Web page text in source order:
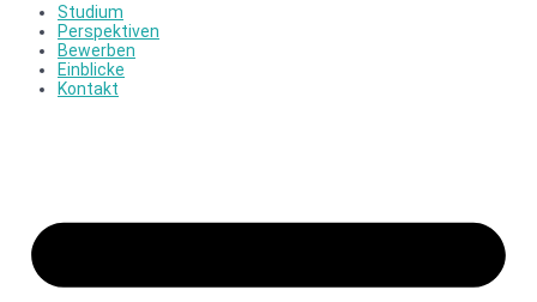
Studium
Perspektiven
Bewerben
Einblicke
Kontakt